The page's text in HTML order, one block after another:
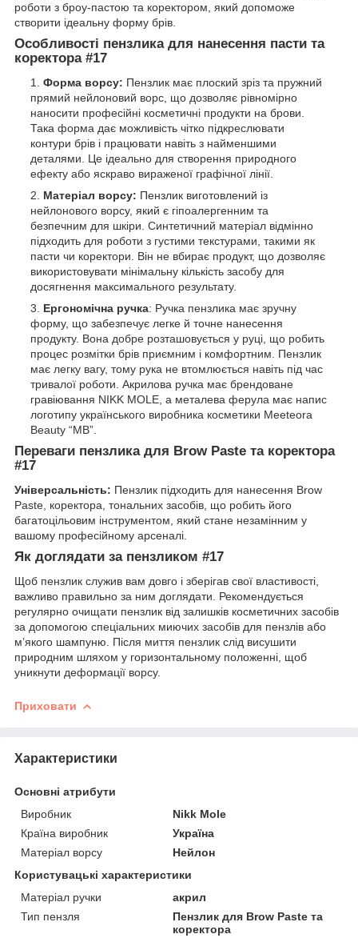
роботи з броу-пастою та коректором, який допоможе
створити ідеальну форму брів.
Особливості пензлика для нанесення пасти та
коректора #17
Форма ворсу: Пензлик має плоский зріз та пружний
прямий нейлоновий ворс, що дозволяє рівномірно
наносити професійні косметичні продукти на брови.
Така форма дає можливість чітко підкреслювати
контури брів і працювати навіть з найменшими
деталями. Це ідеально для створення природного
ефекту або яскраво вираженої графічної лінії.
Матеріал ворсу: Пензлик виготовлений із
нейлонового ворсу, який є гіпоалергенним та
безпечним для шкіри. Синтетичний матеріал відмінно
підходить для роботи з густими текстурами, такими як
пасти чи коректори. Він не вбирає продукт, що дозволяє
використовувати мінімальну кількість засобу для
досягнення максимального результату.
Ергономічна ручка: Ручка пензлика має зручну
форму, що забезпечує легке й точне нанесення
продукту. Вона добре розташовується у руці, що робить
процес розмітки брів приємним і комфортним. Пензлик
має легку вагу, тому рука не втомлюється навіть під час
тривалої роботи. Акрилова ручка має брендоване
гравіювання NIKK MOLE, а металева ферула має напис
логотипу українського виробника косметики Meeteora
Beauty “MB”.
Переваги пензлика для Brow Paste та коректора
#17
Універсальність: Пензлик підходить для нанесення Brow
Paste, коректора, тональних засобів, що робить його
багатоцільовим інструментом, який стане незамінним у
вашому професійному арсеналі.
Як доглядати за пензликом #17
Щоб пензлик служив вам довго і зберігав свої властивості,
важливо правильно за ним доглядати. Рекомендується
регулярно очищати пензлик від залишків косметичних засобів
за допомогою спеціальних миючих засобів для пензлів або
м’якого шампуню. Після миття пензлик слід висушити
природним шляхом у горизонтальному положенні, щоб
уникнути деформації ворсу.
Приховати
Характеристики
Основні атрибути
Виробник
Nikk Mole
Країна виробник
Україна
Матеріал ворсу
Нейлон
Користувацькі характеристики
Матеріал ручки
акрил
Тип пензля
Пензлик для Brow Paste та
коректора